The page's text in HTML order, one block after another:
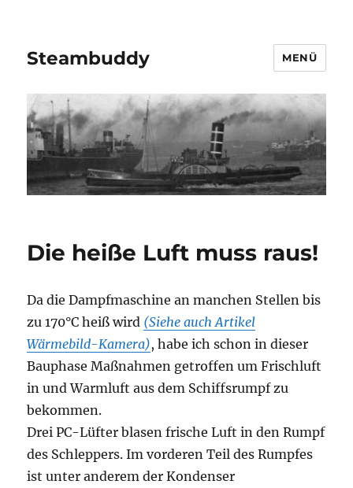
Steambuddy MENÜ
Die heiße Luft muss raus!
Da die Dampfmaschine an manchen Stellen bis
zu 170°C heiß wird (Siehe auch Artikel
Wärmebild-Kamera), habe ich schon in dieser
Bauphase Maßnahmen getroffen um Frischluft
in und Warmluft aus dem Schiffsrumpf zu
bekommen.
Drei PC-Lüfter blasen frische Luft in den Rumpf
des Schleppers. Im vorderen Teil des Rumpfes
ist unter anderem der Kondenser